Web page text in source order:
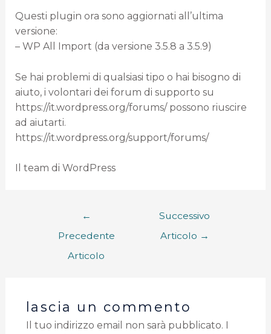
Questi plugin ora sono aggiornati all’ultima
versione:
– WP All Import (da versione 3.5.8 a 3.5.9)
Se hai problemi di qualsiasi tipo o hai bisogno di
aiuto, i volontari dei forum di supporto su
https://it.wordpress.org/forums/ possono riuscire
ad aiutarti.
https://it.wordpress.org/support/forums/
Il team di WordPress
←
Precedente
Articolo
Successivo
Articolo →
lascia un commento
Il tuo indirizzo email non sarà pubblicato.